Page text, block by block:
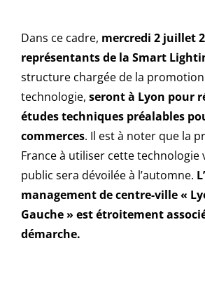
Dans ce cadre, mercredi 2 juillet
représentants de la Smart
structure chargée de la
technologie, seront à Lyon pour
études techniques préalables
commerces. Il est à noter que la
France à utiliser cette technologie
public sera dévoilée à l’automne.
management de centre-ville «
Gauche » est étroitement
démarche.